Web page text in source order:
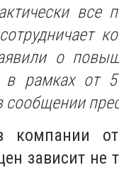
все
о
в рамках от
сообщении
зависит не